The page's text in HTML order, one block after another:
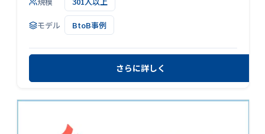
モデル BtoB事例
さらに詳しく